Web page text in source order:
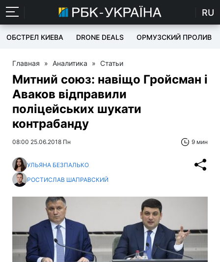
RU
ОБСТРЕЛ КИЕВА DRONE DEALS ОРМУЗСКИЙ ПРОЛИВ
Главная » Аналитика » Статьи
Митний союз: навіщо Гройсман і
Аваков відправили
поліцейських шукати
контрабанду
08:00 25.06.2018 Пн 9 мин
УЛЬЯНА БЕЗПАЛЬКО
РОСТИСЛАВ ШАПРАВСКИЙ